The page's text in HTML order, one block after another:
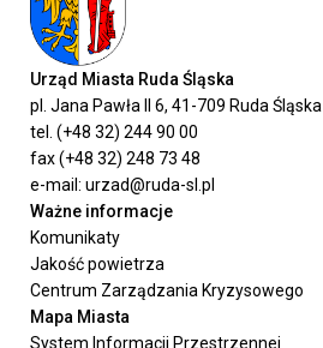
Urząd Miasta Ruda Śląska
pl. Jana Pawła II 6, 41-709 Ruda Śląska
tel. (+48 32) 244 90 00
fax (+48 32) 248 73 48
e-mail: urzad@ruda-sl.pl
Ważne informacje
Komunikaty
Jakość powietrza
Centrum Zarządzania Kryzysowego
Mapa Miasta
System Informacji Przestrzennej